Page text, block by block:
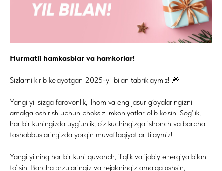
Hurmatli hamkasblar va hamkorlar!
Sizlarni kirib kelayotgan 2025-yil bilan tabriklaymiz! 🎆
Yangi yil sizga farovonlik, ilhom va eng jasur g‘oyalaringizni
amalga oshirish uchun cheksiz imkoniyatlar olib kelsin. Sog‘lik,
har bir kuningizda uyg‘unlik, o‘z kuchingizga ishonch va barcha
tashabbuslaringizda yorqin muvaffaqiyatlar tilaymiz!
Yangi yilning har bir kuni quvonch, iliqlik va ijobiy energiya bilan
to‘lsin. Barcha orzularingiz va rejalaringiz amalga oshsin,